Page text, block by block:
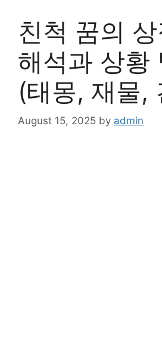
친척 꿈의
해석과 상황
(태몽, 재물,
August 15, 2025 by admin